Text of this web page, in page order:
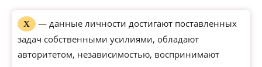
Х
— данные личности достигают поставленных
задач собственными усилиями, обладают
авторитетом, независимостью, воспринимают